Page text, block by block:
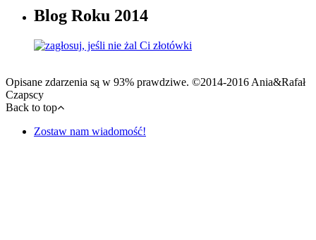
Blog Roku 2014
Opisane zdarzenia są w 93% prawdziwe. ©2014-2016 Ania&Rafał
Czapscy
Back to top
Zostaw nam wiadomość!